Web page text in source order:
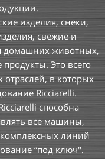
изделия, снеки,
свежие и
домашних животных,
Это всего
в которых
Ricciarelli.
способна
все машины,
линий
“под ключ".